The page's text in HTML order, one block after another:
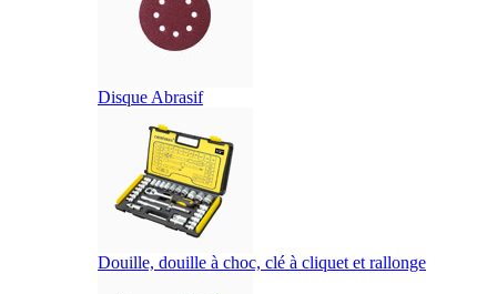
Disque Abrasif
Douille, douille à choc, clé à cliquet et rallonge